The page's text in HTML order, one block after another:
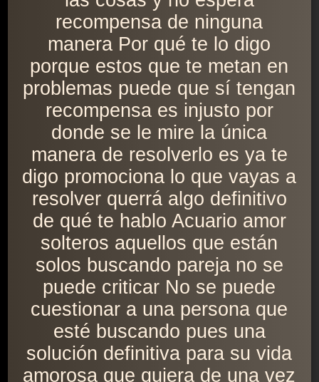
recompensa de ninguna
manera Por qué te lo digo
porque estos que te metan en
problemas puede que sí tengan
recompensa es injusto por
donde se le mire la única
manera de resolverlo es ya te
digo promociona lo que vayas a
resolver querrá algo definitivo
de qué te hablo Acuario amor
solteros aquellos que están
solos buscando pareja no se
puede criticar No se puede
cuestionar a una persona que
esté buscando pues una
solución definitiva para su vida
amorosa que quiera de una vez